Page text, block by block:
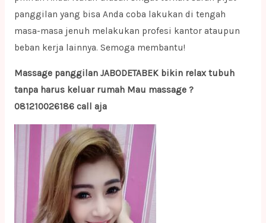
panggilan yang bisa Anda coba lakukan di tengah
masa-masa jenuh melakukan profesi kantor ataupun
beban kerja lainnya. Semoga membantu!
Massage panggilan JABODETABEK bikin relax tubuh
tanpa harus keluar rumah Mau massage ?
081210026186 call aja